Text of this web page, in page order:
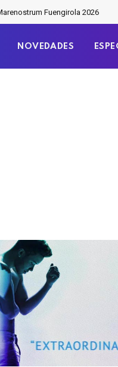
Fuengirola 2026
NOVEDADES